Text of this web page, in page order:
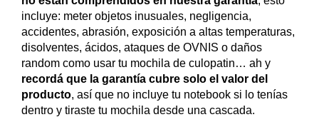
incluye: meter objetos inusuales, negligencia,
accidentes, abrasión, exposición a altas temperaturas,
disolventes, ácidos, ataques de OVNIS o daños
random como usar tu mochila de culopatin… ah y
recordá que la garantía cubre solo el valor del
producto, así que no incluye tu notebook si lo tenías
dentro y tiraste tu mochila desde una cascada.